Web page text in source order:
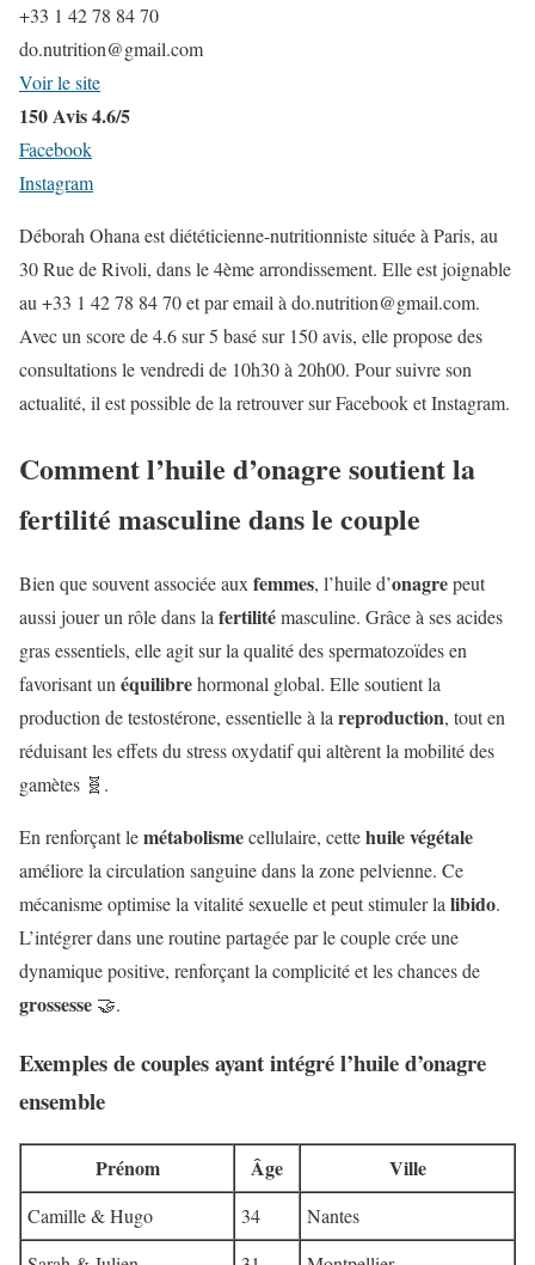
+33 1 42 78 84 70
do.nutrition@gmail.com
Voir le site
150 Avis 4.6/5
Facebook
Instagram
Déborah Ohana est diététicienne-nutritionniste située à Paris, au
30 Rue de Rivoli, dans le 4ème arrondissement. Elle est joignable
au +33 1 42 78 84 70 et par email à do.nutrition@gmail.com.
Avec un score de 4.6 sur 5 basé sur 150 avis, elle propose des
consultations le vendredi de 10h30 à 20h00. Pour suivre son
actualité, il est possible de la retrouver sur Facebook et Instagram.
Comment l’huile d’onagre soutient la
fertilité masculine dans le couple
Bien que souvent associée auxfemmes, l’huile d’onagrepeut
aussi jouer un rôle dans lafertilitémasculine. Grâce à ses acides
gras essentiels, elle agit sur la qualité des spermatozoïdes en
favorisant unéquilibrehormonal global. Elle soutient la
production de testostérone, essentielle à lareproduction, tout en
réduisant les effets du stress oxydatif qui altèrent la mobilité des
gamètes 🧬.
En renforçant lemétabolismecellulaire, cettehuilevégétale
améliore la circulation sanguine dans la zone pelvienne. Ce
mécanisme optimise la vitalité sexuelle et peut stimuler lalibido.
L’intégrer dans une routine partagée par le couple crée une
dynamique positive, renforçant la complicité et les chances de
grossesse 🤝.
Exemples de couples ayant intégré l’huile d’onagre
ensemble
Prénom Âge Ville
Camille & Hugo 34
Nantes